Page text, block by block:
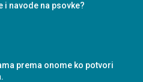
i navode na psovke?
prema onome ko potvori